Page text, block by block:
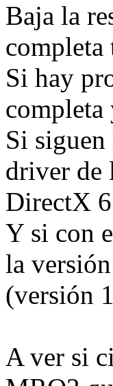
Baja la
Si hay
Si
driver de
DirectX
Y si con
la
(versión
A ver si